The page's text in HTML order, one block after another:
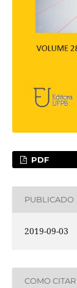
PDF
PUBLICADO
2019-09-03
COMO CITAR